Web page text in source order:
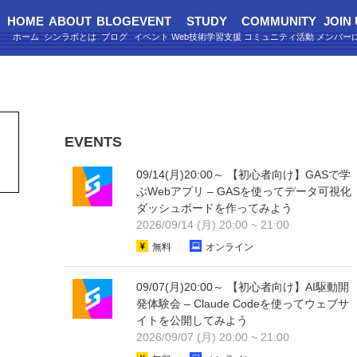
HOME ABOUT BLOGEVENT STUDY COMMUNITY JOIN
EVENTS
09/14(月)20:00～ 【初心者向け】GASで学
ぶWebアプリ – GASを使ってデータ可視化
ダッシュボードを作ってみよう
2026/09/14 (月) 20:00 ~ 21:00
無料 オンライン
09/07(月)20:00～ 【初心者向け】AI駆動開
発体験会 – Claude Codeを使ってウェブサ
イトを公開してみよう
2026/09/07 (月) 20:00 ~ 21:00